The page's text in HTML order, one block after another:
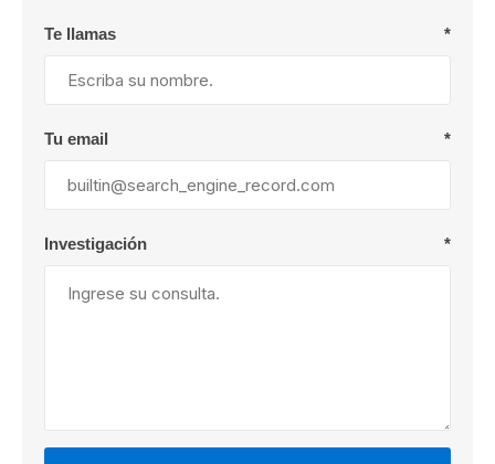
Te llamas *
Tu email *
Investigación *